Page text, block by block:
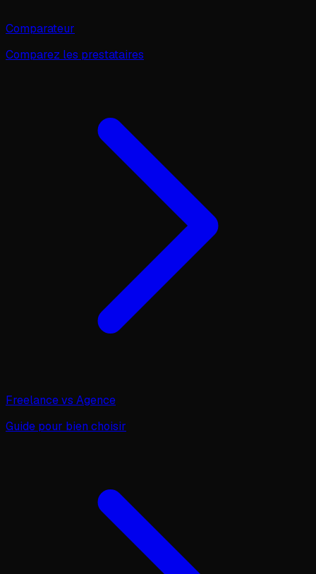
Comparateur
Comparez les prestataires
Freelance vs Agence
Guide pour bien choisir